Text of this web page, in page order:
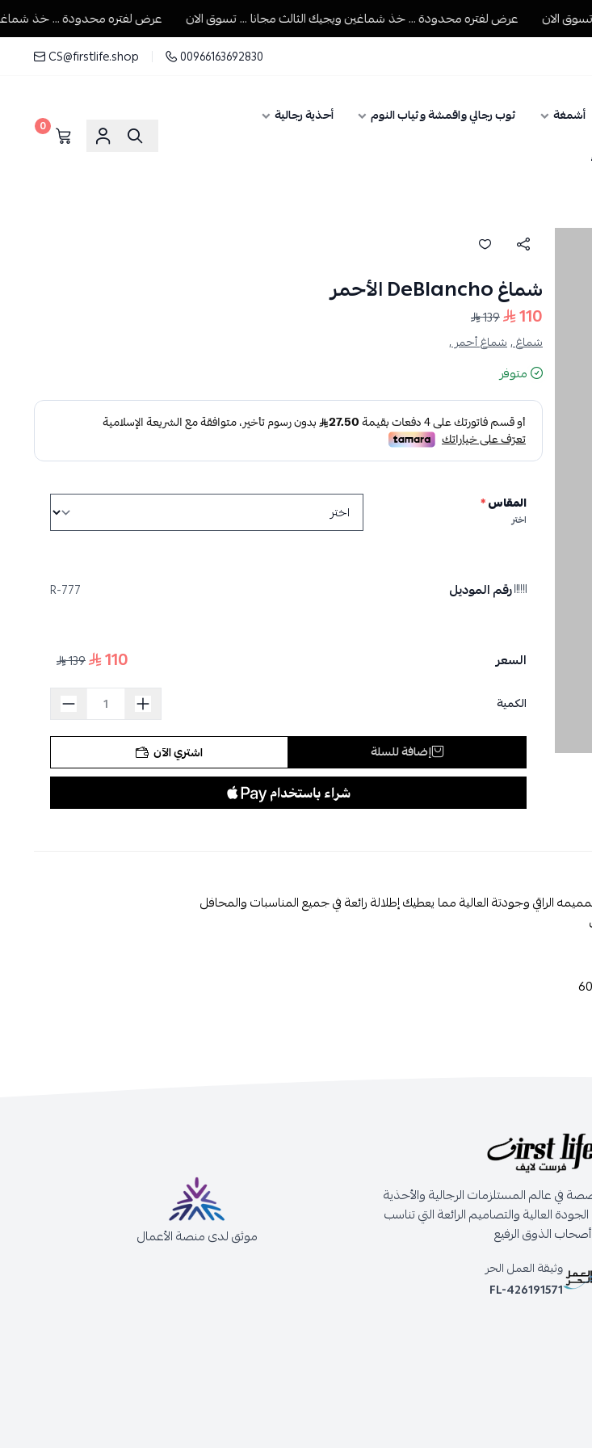
الان عرض لفتره محدودة ... خذ شماغين ويجيك الثالث مجانا ... تسوق الان عرض لفتره محدودة ... خذ شماغين
00966163692830
CS@firstlife.shop
أشمغة ثوب رجالي واقمشة وثياب النوم
أحذية رجالية
0
شماغ DeBlancho الأحمر
110
139
شماغ ,شماغ أحمر ,
متوفر
المقاس*
اختر
رقم الموديل 777-R
السعر 110
139
الكمية
إضافة للسلة اشتري الآن
في عالم المستلزمات الرجالية والأحذية
العالية والتصاميم الرائعة التي تناسب
أصحاب الذوق الرفيع
وثيقة العمل الحر
FL-426191571
موثق لدى منصة الأعمال